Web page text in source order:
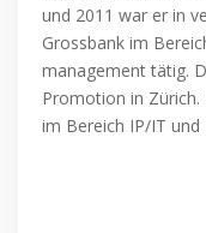
und 2011 war er in
Grossbank im
management tätig.
Promotion in
im Bereich IP/IT